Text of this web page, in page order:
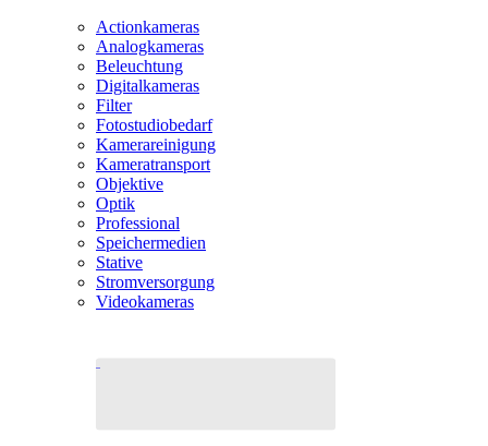
Actionkameras
Analogkameras
Beleuchtung
Digitalkameras
Filter
Fotostudiobedarf
Kamerareinigung
Kameratransport
Objektive
Optik
Professional
Speichermedien
Stative
Stromversorgung
Videokameras